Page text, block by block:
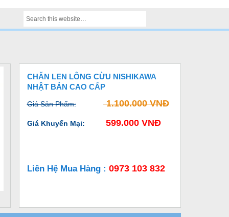
CHĂN LEN LÔNG CỪU NISHIKAWA
NHẬT BẢN CAO CẤP
Giá Sản Phẩm: 1.100.000 VNĐ
Giá Khuyến Mại: 599.000 VNĐ
Liên Hệ Mua Hàng : 0973 103 832